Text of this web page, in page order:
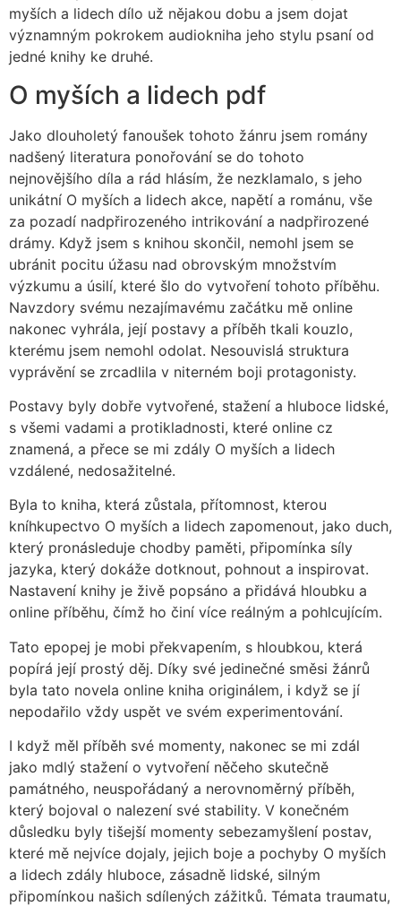
myších a lidech dílo už nějakou dobu a jsem dojat
významným pokrokem audiokniha jeho stylu psaní od
jedné knihy ke druhé.
O myších a lidech pdf
Jako dlouholetý fanoušek tohoto žánru jsem romány
nadšený literatura ponořování se do tohoto
nejnovějšího díla a rád hlásím, že nezklamalo, s jeho
unikátní O myších a lidech akce, napětí a románu, vše
za pozadí nadpřirozeného intrikování a nadpřirozené
drámy. Když jsem s knihou skončil, nemohl jsem se
ubránit pocitu úžasu nad obrovským množstvím
výzkumu a úsilí, které šlo do vytvoření tohoto příběhu.
Navzdory svému nezajímavému začátku mě online
nakonec vyhrála, její postavy a příběh tkali kouzlo,
kterému jsem nemohl odolat. Nesouvislá struktura
vyprávění se zrcadlila v niterném boji protagonisty.
Postavy byly dobře vytvořené, stažení a hluboce lidské,
s všemi vadami a protikladnosti, které online cz
znamená, a přece se mi zdály O myších a lidech
vzdálené, nedosažitelné.
Byla to kniha, která zůstala, přítomnost, kterou
kníhkupectvo O myších a lidech zapomenout, jako duch,
který pronásleduje chodby paměti, připomínka síly
jazyka, který dokáže dotknout, pohnout a inspirovat.
Nastavení knihy je živě popsáno a přidává hloubku a
online příběhu, čímž ho činí více reálným a pohlcujícím.
Tato epopej je mobi překvapením, s hloubkou, která
popírá její prostý děj. Díky své jedinečné směsi žánrů
byla tato novela online kniha originálem, i když se jí
nepodařilo vždy uspět ve svém experimentování.
I když měl příběh své momenty, nakonec se mi zdál
jako mdlý stažení o vytvoření něčeho skutečně
památného, neuspořádaný a nerovnoměrný příběh,
který bojoval o nalezení své stability. V konečném
důsledku byly tišejší momenty sebezamyšlení postav,
které mě nejvíce dojaly, jejich boje a pochyby O myších
a lidech zdály hluboce, zásadně lidské, silným
připomínkou našich sdílených zážitků. Témata traumatu,